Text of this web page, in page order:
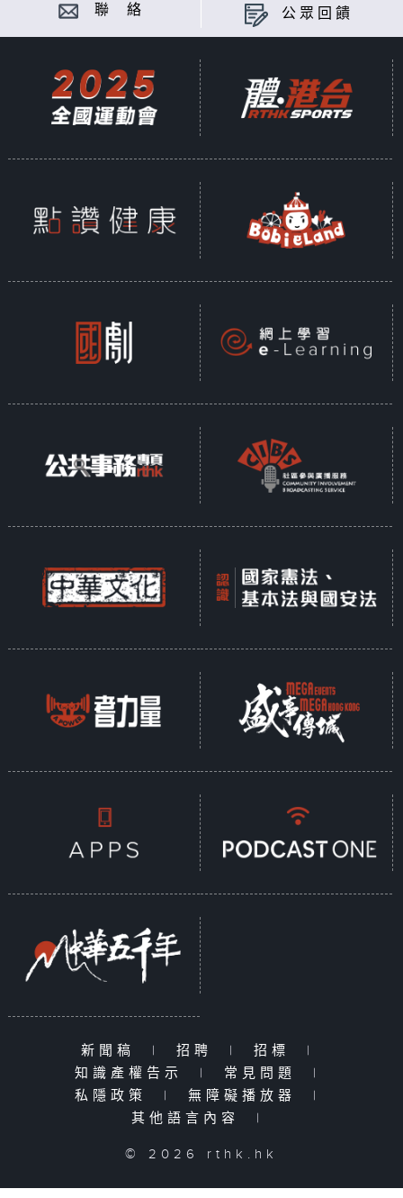
聯 絡 公眾回饋
新聞稿 | 招聘 | 招標
|
知識產權告示
| 常見問題
|
私隱政策
| 無障礙播放器
|
其他語言內容
|
© 2026 rthk.hk